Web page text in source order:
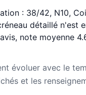
: 38/42, N10,
détaillé n'est
note moyenne
évoluer avec le
et les